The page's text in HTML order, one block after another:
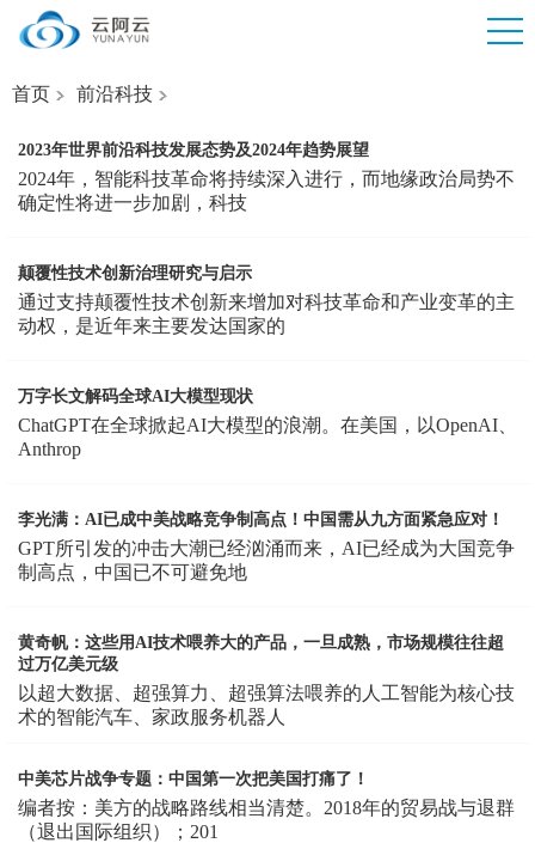
首页 前沿科技
2023年世界前沿科技发展态势及2024年趋势展望
2024年，智能科技革命将持续深入进行，而地缘政治局势不
确定性将进一步加剧，科技
颠覆性技术创新治理研究与启示
通过支持颠覆性技术创新来增加对科技革命和产业变革的主
动权，是近年来主要发达国家的
万字长文解码全球AI大模型现状
ChatGPT在全球掀起AI大模型的浪潮。在美国，以OpenAI、
Anthrop
李光满：AI已成中美战略竞争制高点！中国需从九方面紧急应对！
GPT所引发的冲击大潮已经汹涌而来，AI已经成为大国竞争
制高点，中国已不可避免地
黄奇帆：这些用AI技术喂养大的产品，一旦成熟，市场规模往往超
过万亿美元级
以超大数据、超强算力、超强算法喂养的人工智能为核心技
术的智能汽车、家政服务机器人
中美芯片战争专题：中国第一次把美国打痛了！
编者按：美方的战略路线相当清楚。2018年的贸易战与退群
（退出国际组织）；201